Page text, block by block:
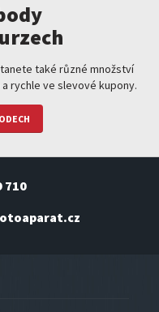
také různé množství
rychle ve slevové kupony.
710